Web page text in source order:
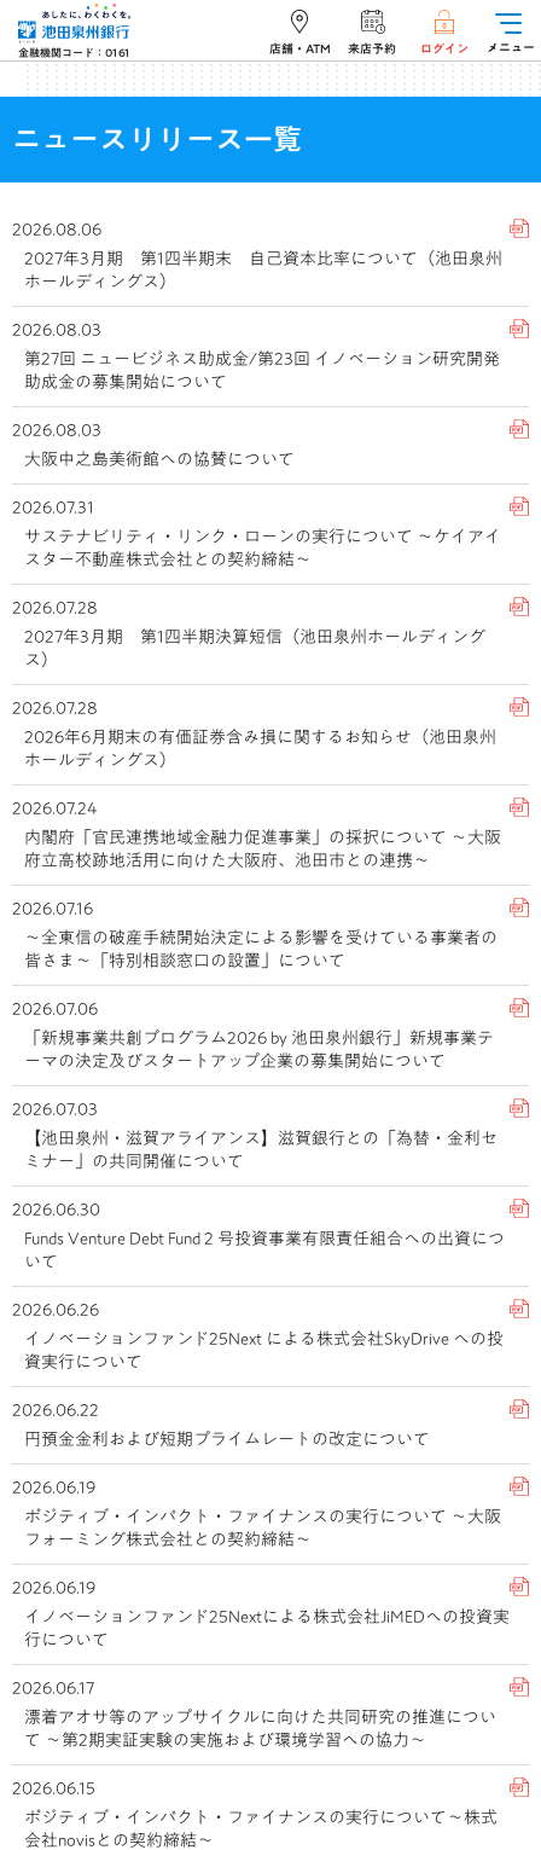
金融機関コード：0161 店舗・ATM 来店予約 ログイン メニュー
ニュースリリース一覧
2026.08.06
2027年3月期 第1四半期末 自己資本比率について（池田泉州
ホールディングス）
2026.08.03
第27回 ニュービジネス助成金/第23回 イノベーション研究開発
助成金の募集開始について
2026.08.03
大阪中之島美術館への協賛について
2026.07.31
サステナビリティ・リンク・ローンの実行について ～ケイアイ
スター不動産株式会社との契約締結～
2026.07.28
2027年3月期 第1四半期決算短信（池田泉州ホールディング
ス）
2026.07.28
2026年6月期末の有価証券含み損に関するお知らせ（池田泉州
ホールディングス）
2026.07.24
内閣府「官民連携地域金融力促進事業」の採択について ～大阪
府立高校跡地活用に向けた大阪府、池田市との連携～
2026.07.16
～全東信の破産手続開始決定による影響を受けている事業者の
皆さま～「特別相談窓口の設置」について
2026.07.06
「新規事業共創プログラム2026 by 池田泉州銀行」新規事業テ
ーマの決定及びスタートアップ企業の募集開始について
2026.07.03
【池田泉州・滋賀アライアンス】滋賀銀行との「為替・金利セ
ミナー」の共同開催について
2026.06.30
Funds Venture Debt Fund 2 号投資事業有限責任組合への出資につ
いて
2026.06.26
イノベーションファンド25Next による株式会社SkyDrive への投
資実行について
2026.06.22
円預金金利および短期プライムレートの改定について
2026.06.19
ポジティブ・インパクト・ファイナンスの実行について ～大阪
フォーミング株式会社との契約締結～
2026.06.19
イノベーションファンド25Nextによる株式会社JiMEDへの投資実
行について
2026.06.17
漂着アオサ等のアップサイクルに向けた共同研究の推進につい
て ～第2期実証実験の実施および環境学習への協力～
2026.06.15
ポジティブ・インパクト・ファイナンスの実行について～株式
会社novisとの契約締結～